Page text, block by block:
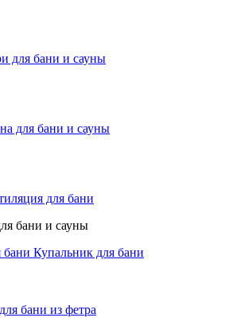
для бани и сауны
для бани и сауны
для бани
бани и сауны
Купальник для бани
бани из фетра